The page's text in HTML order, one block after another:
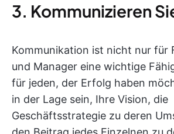
3. Kommunizieren
Kommunikation ist nicht nur für
und Manager eine wichtige
für jeden, der Erfolg haben
in der Lage sein, Ihre Vision, die
Geschäftsstrategie zu deren